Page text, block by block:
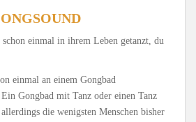
schon einmal in ihrem Leben getanzt, du
einmal an einem Gongbad
Gongbad mit Tanz oder einen Tanz
die wenigsten Menschen bisher